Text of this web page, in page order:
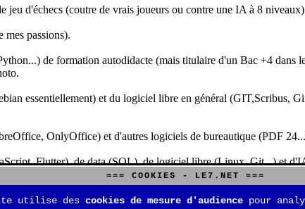
d'échecs (coutre de vrais joueurs ou contre une IA à 8
mes passions).
de formation autodidacte (mais titulaire d'un Bac +4 dans
essentiellement) et du logiciel libre en général (GIT,Scribus,
OnlyOffice) et d'autres logiciels de bureautique (PDF
Flutter), de data (SQL), de logiciel libre (Linux, Git...) et
mais aussi aux jeux de stratégie (Echecs, Go, Quarto, Tock...)
=== COOKIES - LE7.NET ===
utilise des cookies de mesure d'audience pour